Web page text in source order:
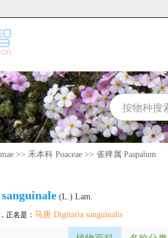
>> 禾本科 Poaceae >> 雀稗属 Paspalum
sanguinale (L.) Lam.
正名是： 马唐 Digitaria sanguinalis